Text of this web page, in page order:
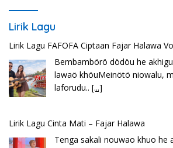
Lirik Lagu
Lirik Lagu FAFOFA Ciptaan Fajar Halawa
Bembambörö dödöu he
lawaö khöuMeinötö niowalu,
laforudu.. [...]
Lirik Lagu Cinta Mati – Fajar Halawa
Tenga sakali nouwao khuo he